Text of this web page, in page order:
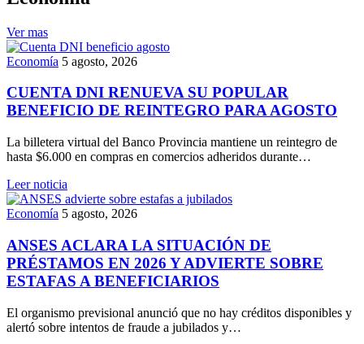
Ver mas
Economía 5 agosto, 2026
CUENTA DNI RENUEVA SU POPULAR
BENEFICIO DE REINTEGRO PARA AGOSTO
La billetera virtual del Banco Provincia mantiene un reintegro de
hasta $6.000 en compras en comercios adheridos durante…
Leer noticia
Economía 5 agosto, 2026
ANSES ACLARA LA SITUACIÓN DE
PRÉSTAMOS EN 2026 Y ADVIERTE SOBRE
ESTAFAS A BENEFICIARIOS
El organismo previsional anunció que no hay créditos disponibles y
alertó sobre intentos de fraude a jubilados y…